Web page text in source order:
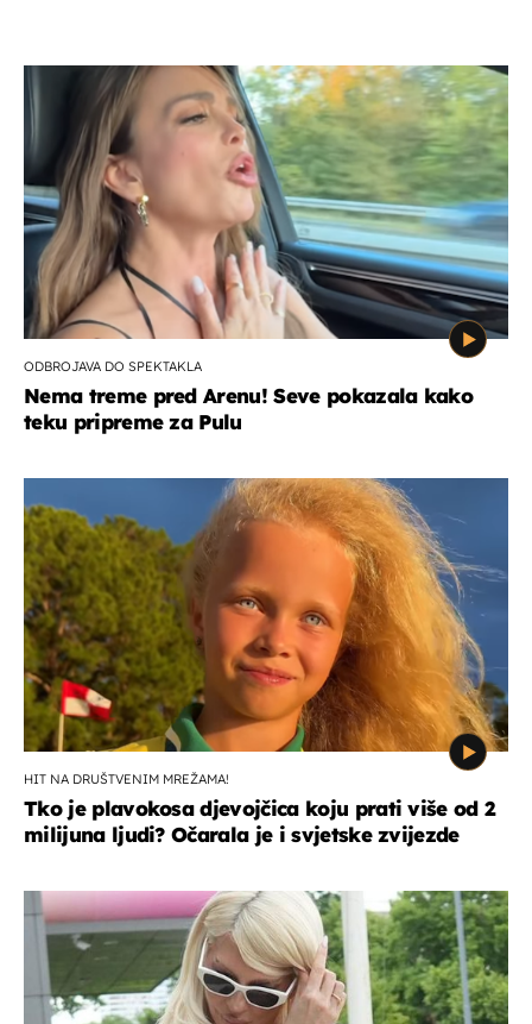
ODBROJAVA DO SPEKTAKLA
Nema treme pred Arenu! Seve pokazala kako
teku pripreme za Pulu
HIT NA DRUŠTVENIM MREŽAMA!
Tko je plavokosa djevojčica koju prati više od 2
milijuna ljudi? Očarala je i svjetske zvijezde